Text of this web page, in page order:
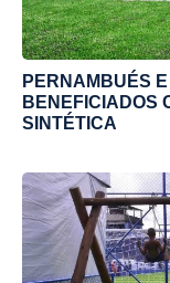
PERNAMBUÉS
BENEFICIADOS
SINTÉTICA